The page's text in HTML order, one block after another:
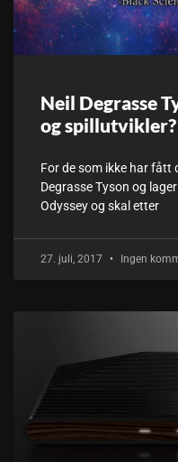
Neil Degrasse
og spillutvikler?
For de som ikke har fått
Degrasse Tyson og
Odyssey og skal etter
27. juli, 2017 Ingen